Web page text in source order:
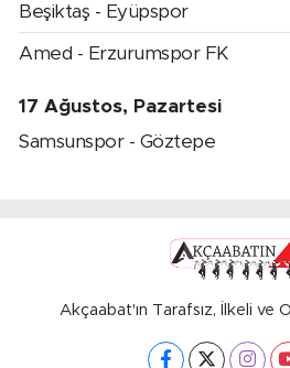
Beşiktaş - Eyüpspor
Amed - Erzurumspor FK
17 Ağustos, Pazartesi
Samsunspor - Göztepe
Akçaabat'ın Tarafsız, İlkeli ve